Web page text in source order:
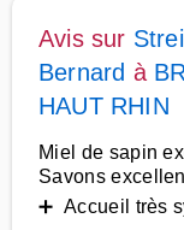
Avis sur
Bernard à
HAUT RHIN
Miel de sapin
Savons
➕ Accueil très